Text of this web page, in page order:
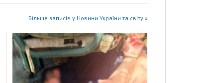
Більше записів у Новини України та світу »